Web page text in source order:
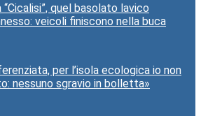
“Cicalisi”, quel basolato lavico
veicoli finiscono nella buca
per l’isola ecologica io non
nessuno sgravio in bolletta»